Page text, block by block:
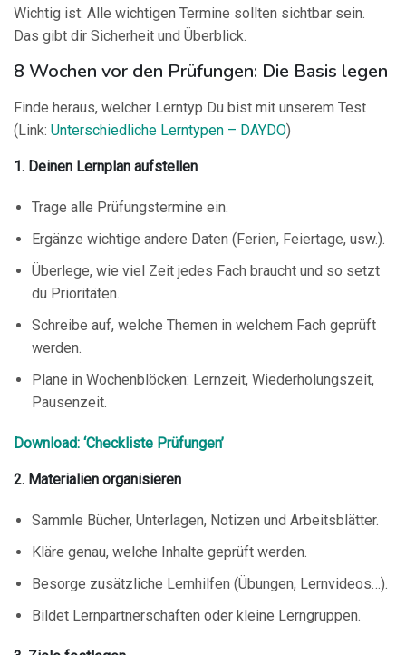
Wichtig ist: Alle wichtigen Termine sollten sichtbar sein.
Das gibt dir Sicherheit und Überblick.
8 Wochen vor den Prüfungen: Die Basis legen
Finde heraus, welcher Lerntyp Du bist mit unserem Test
(Link: Unterschiedliche Lerntypen – DAYDO)
1. Deinen Lernplan aufstellen
Trage alle Prüfungstermine ein.
Ergänze wichtige andere Daten (Ferien, Feiertage, usw.).
Überlege, wie viel Zeit jedes Fach braucht und so setzt
du Prioritäten.
Schreibe auf, welche Themen in welchem Fach geprüft
werden.
Plane in Wochenblöcken: Lernzeit, Wiederholungszeit,
Pausenzeit.
Download: ‘Checkliste Prüfungen’
2. Materialien organisieren
Sammle Bücher, Unterlagen, Notizen und Arbeitsblätter.
Kläre genau, welche Inhalte geprüft werden.
Besorge zusätzliche Lernhilfen (Übungen, Lernvideos…).
Bildet Lernpartnerschaften oder kleine Lerngruppen.